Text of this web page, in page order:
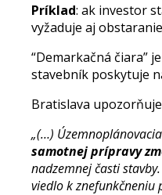
Príklad: ak investor
vyžaduje aj
“Demarkačná čiara”
stavebník poskytuje
Bratislava
„(…)
samotnej prípravy
nadzemnej časti
viedlo k znefunkčneniu